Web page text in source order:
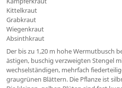
Kittelkraut
Grabkraut
Wiegenkraut
Absinthkraut
Der bis zu 1,20 m hohe Wermutbusch
ästigen, buschig verzweigten Stengel
wechselständigen, mehrfach
graugrünen Blättern. Die Pflanze ist